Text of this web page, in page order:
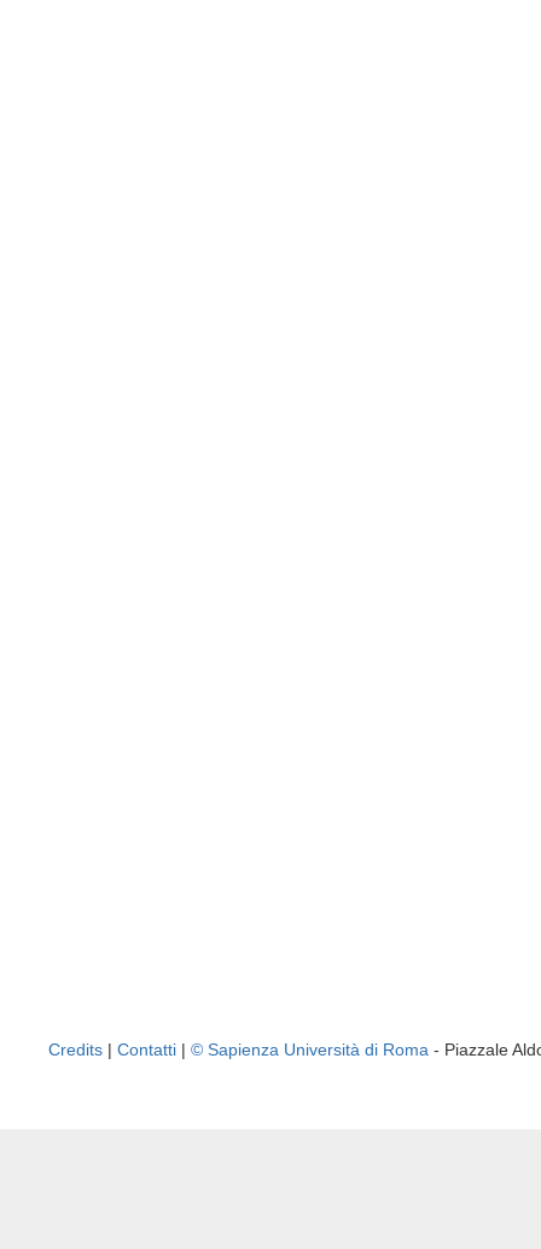
Credits | Contatti | © Sapienza Università di Roma - Piazzale